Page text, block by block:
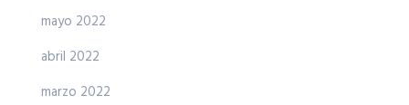
mayo 2022
abril 2022
marzo 2022